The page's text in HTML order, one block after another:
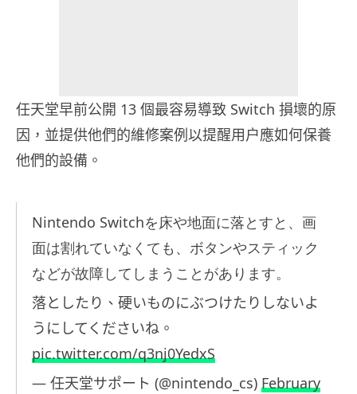
任天堂早前公開 13 個最容易導致 Switch 損壞的原
因，並提供他們的維修案例以提醒用户應如何保養
他們的設備。
Nintendo Switchを床や地面に落とすと、画
面は割れていなくても、ボタンやスティック
などが故障してしまうことがあります。
落としたり、硬いものにぶつけたりしないよ
うにしてくださいね。
pic.twitter.com/q3nj0YedxS
— 任天堂サポート (@nintendo_cs) February